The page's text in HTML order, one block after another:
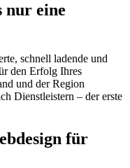
nur eine
schnell ladende und
den Erfolg Ihres
und der Region
Dienstleistern – der erste
für